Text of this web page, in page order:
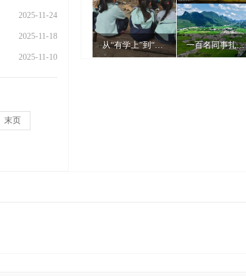
2025-11-24
2025-11-18
2025-11-10
末页
从“有学上”到“上好学”，贵州基础教育探索发展新路 一百名同事扎堆旅居一座城 || 贵州兴义，凭什么让人“来了就不想走”！